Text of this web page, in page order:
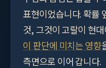
표현이었습니다. 확률
것, 그것이 고랄이 현
이 판단에 미치는 영향
측면으로 이어 갑니다.